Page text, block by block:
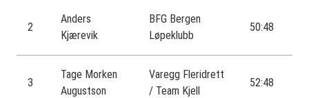
2
Anders
Kjærevik
BFG Bergen
Løpeklubb
50:48
3
Tage Morken
Augustson
Varegg Fleridrett
/ Team Kjell
52:48